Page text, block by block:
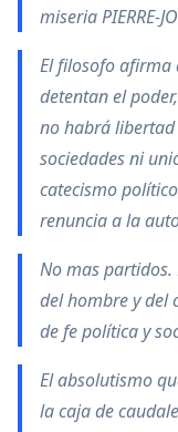
miseria PIERRE-
El filosofo afirma
detentan el
no habrá
sociedades ni
catecismo
renuncia a la
No mas
del hombre y del
de fe política y
El absolutismo
la caja de